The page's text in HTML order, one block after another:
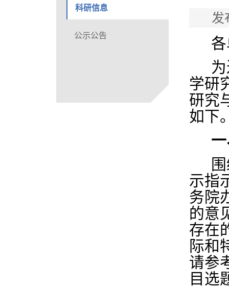
科研信息
公示公告
发
学研
研究
如下
示指
务院
的意
存在
际和
请参
目选